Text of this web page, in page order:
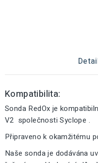
Kompatibilita:
Sonda RedOx je
V2 společnosti Syclope .
Připraveno k okamžitému
Naše sonda je dodávána